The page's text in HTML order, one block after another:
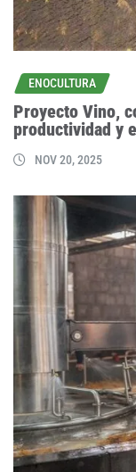
ENOCULTURA
Proyecto Vino,
productividad y
NOV 20, 2025